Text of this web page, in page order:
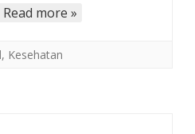
Read more »
, Kesehatan